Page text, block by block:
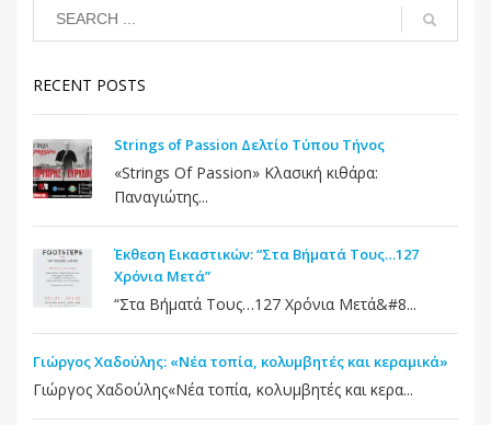
RECENT POSTS
Strings of Passion Δελτίο Τύπου Τήνος
«Strings Of Passion» Κλασική κιθάρα:
Παναγιώτης...
Έκθεση Εικαστικών: “Στα Βήματά Τους…127
Χρόνια Μετά”
“Στα Βήματά Τους…127 Χρόνια Μετά&#8...
Γιώργος Χαδούλης: «Νέα τοπία, κολυμβητές και κεραμικά»
Γιώργος Χαδούλης«Νέα τοπία, κολυμβητές και κερα...